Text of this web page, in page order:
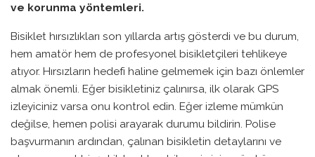
ve korunma yöntemleri.
Bisiklet hırsızlıkları son yıllarda artış gösterdi ve bu durum,
hem amatör hem de profesyonel bisikletçileri tehlikeye
atıyor. Hırsızların hedefi haline gelmemek için bazı önlemler
almak önemli. Eğer bisikletiniz çalınırsa, ilk olarak GPS
izleyiciniz varsa onu kontrol edin. Eğer izleme mümkün
değilse, hemen polisi arayarak durumu bildirin. Polise
başvurmanın ardından, çalınan bisikletin detaylarını ve